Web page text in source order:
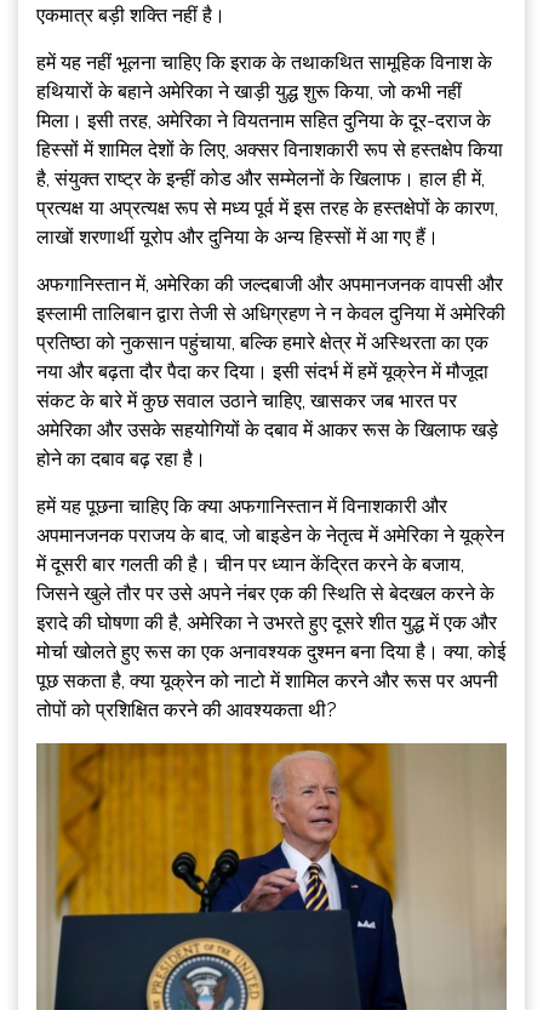
एकमात्र बड़ी शक्ति नहीं है।
हमें यह नहीं भूलना चाहिए कि इराक के तथाकथित सामूहिक विनाश के
हथियारों के बहाने अमेरिका ने खाड़ी युद्ध शुरू किया, जो कभी नहीं
मिला। इसी तरह, अमेरिका ने वियतनाम सहित दुनिया के दूर-दराज के
हिस्सों में शामिल देशों के लिए, अक्सर विनाशकारी रूप से हस्तक्षेप किया
है, संयुक्त राष्ट्र के इन्हीं कोड और सम्मेलनों के खिलाफ। हाल ही में,
प्रत्यक्ष या अप्रत्यक्ष रूप से मध्य पूर्व में इस तरह के हस्तक्षेपों के कारण,
लाखों शरणार्थी यूरोप और दुनिया के अन्य हिस्सों में आ गए हैं।
अफगानिस्तान में, अमेरिका की जल्दबाजी और अपमानजनक वापसी और
इस्लामी तालिबान द्वारा तेजी से अधिग्रहण ने न केवल दुनिया में अमेरिकी
प्रतिष्ठा को नुकसान पहुंचाया, बल्कि हमारे क्षेत्र में अस्थिरता का एक
नया और बढ़ता दौर पैदा कर दिया। इसी संदर्भ में हमें यूक्रेन में मौजूदा
संकट के बारे में कुछ सवाल उठाने चाहिए, खासकर जब भारत पर
अमेरिका और उसके सहयोगियों के दबाव में आकर रूस के खिलाफ खड़े
होने का दबाव बढ़ रहा है।
हमें यह पूछना चाहिए कि क्या अफगानिस्तान में विनाशकारी और
अपमानजनक पराजय के बाद, जो बाइडेन के नेतृत्व में अमेरिका ने यूक्रेन
में दूसरी बार गलती की है। चीन पर ध्यान केंद्रित करने के बजाय,
जिसने खुले तौर पर उसे अपने नंबर एक की स्थिति से बेदखल करने के
इरादे की घोषणा की है, अमेरिका ने उभरते हुए दूसरे शीत युद्ध में एक और
मोर्चा खोलते हुए रूस का एक अनावश्यक दुश्मन बना दिया है। क्या, कोई
पूछ सकता है, क्या यूक्रेन को नाटो में शामिल करने और रूस पर अपनी
तोपों को प्रशिक्षित करने की आवश्यकता थी?